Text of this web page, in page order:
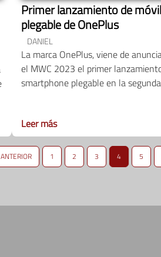
Primer lanzamiento de móvil
plegable de OnePlus
DANIEL
La marca OnePlus, viene de
el MWC 2023 el primer
smartphone plegable en la segunda
Leer más
1 2 3 4 5